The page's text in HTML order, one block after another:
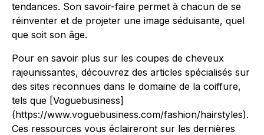
tendances. Son savoir-faire permet à chacun de se
réinventer et de projeter une image séduisante, quel
que soit son âge.
Pour en savoir plus sur les coupes de cheveux
rajeunissantes, découvrez des articles spécialisés sur
des sites reconnues dans le domaine de la coiffure,
tels que [Voguebusiness]
(https://www.voguebusiness.com/fashion/hairstyles).
Ces ressources vous éclaireront sur les dernières